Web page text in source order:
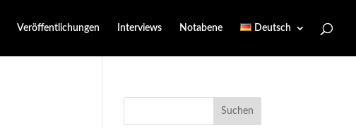
Veröffentlichungen Interviews Notabene Deutsch
Suchen